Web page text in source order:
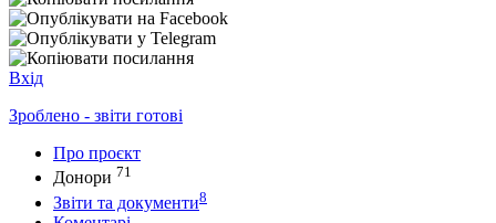
Вхід
Зроблено - звіти готові
Про проєкт
Донори 71
Звіти та документи8